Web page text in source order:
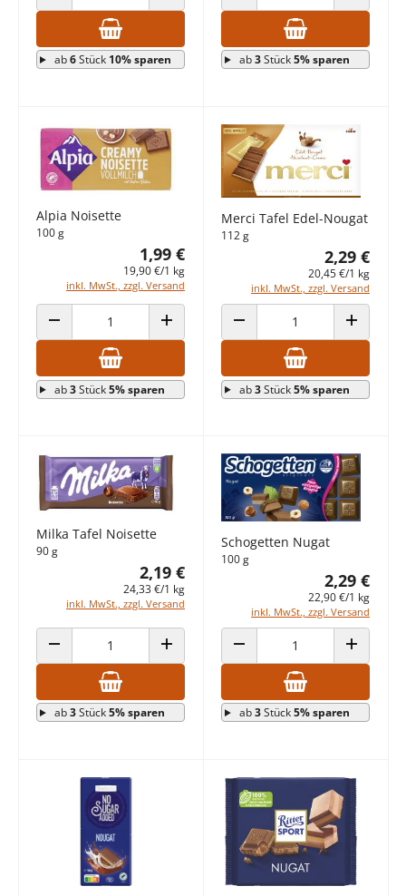
ANZAHL VERRINGERN ANZAHL ERHÖHEN
ab6Stück 10% sparen
ANZAHL VERRINGERN ANZAHL
ab3Stück5% sparen
Alpia Noisette
100 g
1,99 €
19,90 €/1 kg
inkl. MwSt., zzgl. Versand
ANZAHL VERRINGERN ANZAHL ERHÖHEN
ab3Stück5% sparen
Merci Tafel Edel-Nougat
112 g
2,29 €
20,45 €/1 kg
inkl. MwSt., zzgl. Versand
ANZAHL VERRINGERN ANZAHL
ab3Stück5% sparen
Milka Tafel Noisette
90 g
2,19 €
24,33 €/1 kg
inkl. MwSt., zzgl. Versand
ANZAHL VERRINGERN ANZAHL ERHÖHEN
ab3Stück5% sparen
Schogetten Nugat
100 g
2,29 €
22,90 €/1 kg
inkl. MwSt., zzgl. Versand
ANZAHL VERRINGERN ANZAHL
ab3Stück5% sparen